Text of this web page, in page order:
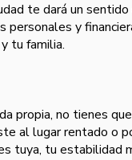
te dará un
personales y
tu familia.
propia, no tienes
al lugar rentado o
tuya, tu estabilidad